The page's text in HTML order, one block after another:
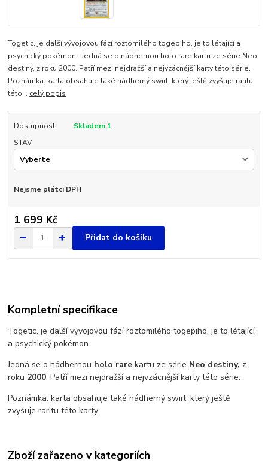
Togetic, je další vývojovou fází roztomilého togepiho, je to létající a
psychický pokémon. Jedná se o nádhernou holo rare kartu ze série Neo
destiny, z roku 2000. Patří mezi nejdražší a nejvzácnější karty této série.
Poznámka: karta obsahuje také nádherný swirl, který ještě zvyšuje raritu
této... celý popis
Dostupnost
Skladem 1
STAV
Nejsme plátci DPH
1 699 Kč
Přidat do košíku
Kompletní specifikace
Togetic, je další vývojovou fází roztomilého togepiho, je to létající
a psychický pokémon.
Jedná se o nádhernou holo rare kartu ze série Neo destiny, z
roku 2000. Patří mezi nejdražší a nejvzácnější karty této série.
Poznámka: karta obsahuje také nádherný swirl, který ještě
zvyšuje raritu této karty.
Zboží zařazeno v kategoriích